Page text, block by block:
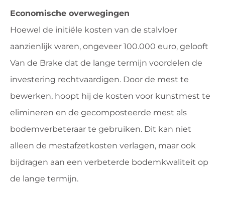
Economische overwegingen
Hoewel de initiële kosten van de stalvloer
aanzienlijk waren, ongeveer 100.000 euro, gelooft
Van de Brake dat de lange termijn voordelen de
investering rechtvaardigen. Door de mest te
bewerken, hoopt hij de kosten voor kunstmest te
elimineren en de gecomposteerde mest als
bodemverbeteraar te gebruiken. Dit kan niet
alleen de mestafzetkosten verlagen, maar ook
bijdragen aan een verbeterde bodemkwaliteit op
de lange termijn.